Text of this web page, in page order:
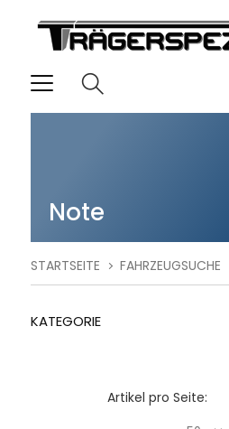
Note
STARTSEITE FAHRZEUGSUCHE
KATEGORIE
Artikel pro Seite: